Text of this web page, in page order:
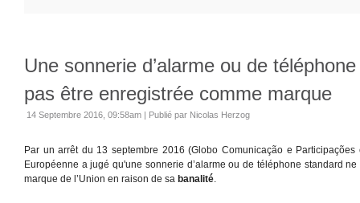
Une sonnerie d’alarme ou de
pas être enregistrée comme marque
14 Septembre 2016, 09:58am | Publié par Nicolas Herzog
Par un arrêt du 13 septembre 2016 (Globo Comunicação e
Européenne a jugé qu'une sonnerie d’alarme ou de téléphone standard
marque de l’Union en raison de sa banalité.